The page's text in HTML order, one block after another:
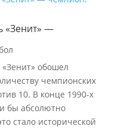
«Зенит» —
обошел
чемпионских
10. В конце 1990-х
бы абсолютно
стало исторической